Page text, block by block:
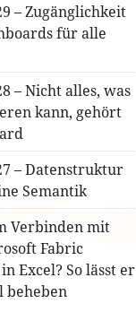
– Zugänglichkeit
für alle
– Nicht alles, was
kann, gehört
– Datenstruktur
Semantik
Verbinden mit
Fabric
Excel? So lässt er
beheben